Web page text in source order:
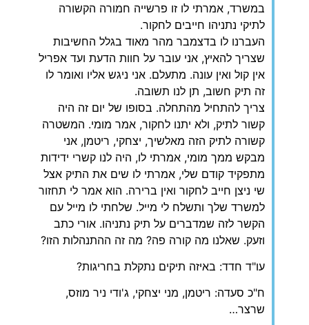
במשרד, אמרתי לו זו פרשייה חמורה הקשורה
לתיקי נתניהו חייבים לחקור.
העברנו לו בדצמבר מהר מאוד בגלל החשיבות
שצריך להאיץ, אני עובר על חוות הדעת ועד אפריל
אין קול ואין עונה. מתעלם. אני ניגש אליו ואומר לו
זה תיק חשוב, תן לנו תשובה.
צריך להתחיל מהתחלה. בסופו של יום זה היה
קשור לתיק, ולא יתנו לחקור, אמר מומי. המשטרה
קשורה לתיק הזה מאלשיך, יצחקי, ריטמן, אני
מבקש ממך מומי, אמרתי לו, היה לנו קשרי ידידות
מתפקיד קודם שלי, אמרתי לו שים את התיק אצל
שי ניצן חייב לחקור ואין ברירה. הוא אמר לי תחזור
למשרד שלך ותשלח לי מייל. שלחתי לו מייל עם
הקשר לזה שמדברים על תיק נתניהו. אורי כתב
וזעק. שאלנו מה קורה פה? מה זה ההתנהלות הזו?
‏עו"ד חדד: באיזה תיקים נתקלת בחריגות?
‏ח"כ סעדה: ריטמן, מני יצחקי, ג'ודי ניר מוזס,
שרצר…